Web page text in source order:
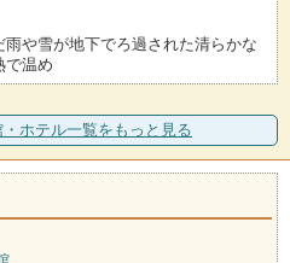
雨や雪が地下でろ過された清らかな
で温め
・ホテル一覧をもっと見る